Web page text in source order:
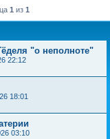
1 из 1
"о неполноте"
22:12
18:01
03:10